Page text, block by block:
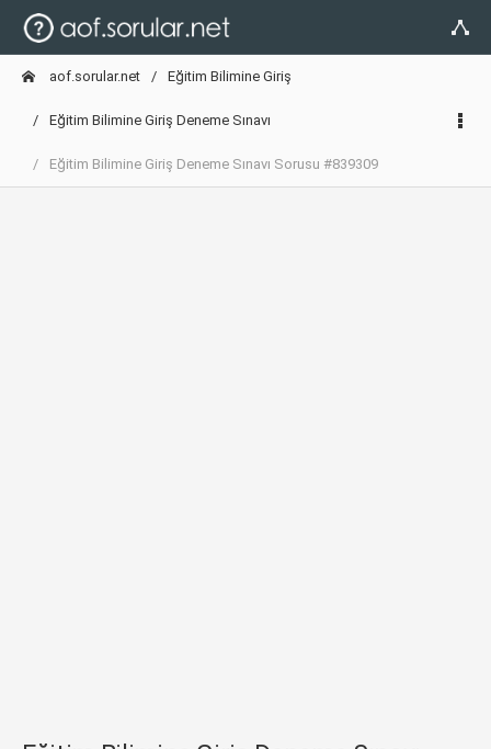
aof.sorular.net Eğitim Bilimine Giriş
Eğitim Bilimine Giriş Deneme Sınavı
Eğitim Bilimine Giriş Deneme Sınavı Sorusu #839309